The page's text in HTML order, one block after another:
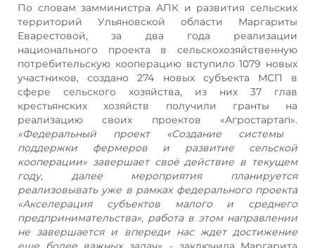
По словам замминистра АПК и развития сельских
территорий Ульяновской области Маргариты
Еварестовой, за два года реализации
национального проекта в сельскохозяйственную
потребительскую кооперацию вступило 1079 новых
участников, создано 274 новых субъекта МСП в
сфере сельского хозяйства, из них 37 глав
крестьянских хозяйств получили гранты на
реализацию своих проектов «Агростартап».
«Федеральный проект «Создание системы
поддержки фермеров и развитие сельской
кооперации» завершает своё действие в текущем
году, далее мероприятия планируется
реализовывать уже в рамках федерального проекта
«Акселерация субъектов малого и среднего
предпринимательства», работа в этом направлении
не завершается и впереди нас ждет достижение